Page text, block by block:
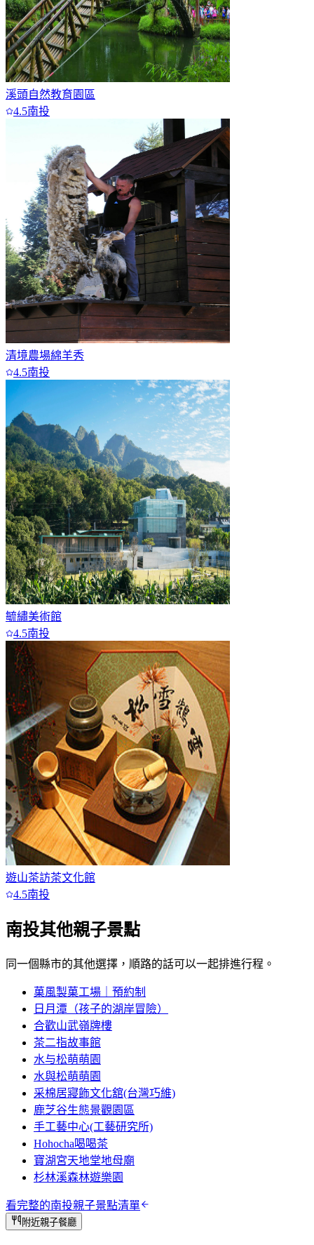
溪頭自然教育園區
4.5南投
清境農場綿羊秀
4.5南投
毓繡美術館
4.5南投
遊山茶訪茶文化館
4.5南投
南投其他親子景點
同一個縣市的其他選擇，順路的話可以一起排進行程。
菓風製菓工場｜預約制
日月潭（孩子的湖岸冒險）
合歡山武嶺牌樓
茶二指故事館
水与松萌萌園
水與松萌萌園
采棉居寢飾文化舘(台灣巧維)
鹿芝谷生態景觀園區
手工藝中心(工藝研究所)
Hohocha喝喝茶
寶湖宮天地堂地母廟
杉林溪森林遊樂園
看完整的南投親子景點清單
附近親子餐廳